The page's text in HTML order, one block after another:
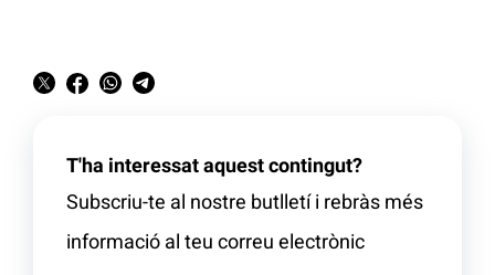
T'ha interessat aquest contingut?
Subscriu-te al nostre butlletí i rebràs més
informació al teu correu electrònic